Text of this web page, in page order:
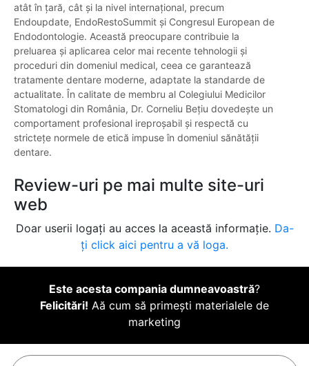
atât în țară, cât și la nivel internațional, precum
Endoupdate, EndoRestoSummit și Congresul European de
Endodontologie. Această preocupare contribuie la
preluarea și aplicarea celor mai recente tehnologii și
proceduri din domeniul medical, ceea ce garantează
tratamente dentare moderne, adaptate la standarde de
actualitate. În calitate de membru al Colegiului Medicilor
Stomatologi din România, Dr. Corneliu Bețiu dovedește un
comportament profesional ireproșabil și respectă cu
strictețe normele de etică impuse în domeniul sănătății
dentare.
Review-uri pe mai multe site-uri
web
Doar userii logați au acces la această informație. Da-
ți click aici pentru a vă loga.
Este acesta compania dumneavoastră?
Felicitări! Aă cum să primești materialele de
marketing